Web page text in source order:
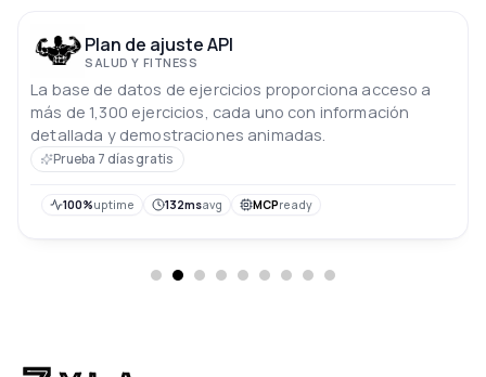
Plan de ajuste API
SALUD Y FITNESS
La base de datos de ejercicios proporciona acceso a
más de 1,300 ejercicios, cada uno con información
detallada y demostraciones animadas.
Prueba 7 días gratis
100%uptime 132msavg MCPready